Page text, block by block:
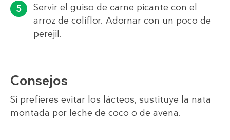
Servir el guiso de carne picante con el
arroz de coliflor. Adornar con un poco de
perejil.
Consejos
Si prefieres evitar los lácteos, sustituye la nata
montada por leche de coco o de avena.